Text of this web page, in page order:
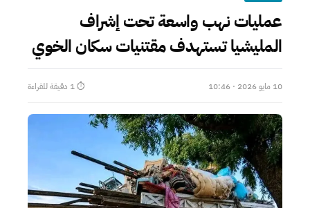
عمليات نهب واسعة تحت إشراف
المليشيا تستهدف مقتنيات سكان الخوي
10 مايو 2026 · 10:46 ⏱ 1 دقيقة للقراءة